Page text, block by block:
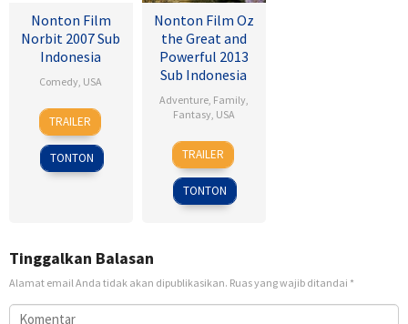
Nonton Film
Norbit 2007 Sub
Indonesia
Comedy, USA
8
Feb
2007
Brian
Robbins
TRAILER
TONTON
Nonton Film Oz
the Great and
Powerful 2013
Sub Indonesia
Adventure, Family,
Fantasy, USA
7
Mar
2013
Sam
Raimi
TRAILER
TONTON
Tinggalkan Balasan
Alamat email Anda tidak akan dipublikasikan. Ruas yang wajib ditandai *